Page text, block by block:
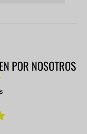
POR NOSOTROS